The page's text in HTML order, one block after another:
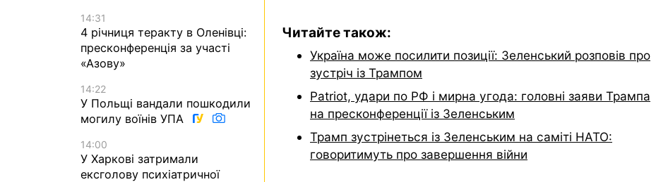
Читайте також:
Україна може посилити позиції: Зеленський розповів про
зустріч із Трампом
Patriot, удари по РФ і мирна угода: головні заяви Трампа
на пресконференції із Зеленським
Трамп зустрінеться із Зеленським на саміті НАТО:
говоритимуть про завершення війни
14:31
4 річниця теракту в Оленівці:
пресконференція за участі
«Азову»
14:22
У Польщі вандали пошкодили
могилу воїнів УПА
14:00
У Харкові затримали
ексголову психіатричної